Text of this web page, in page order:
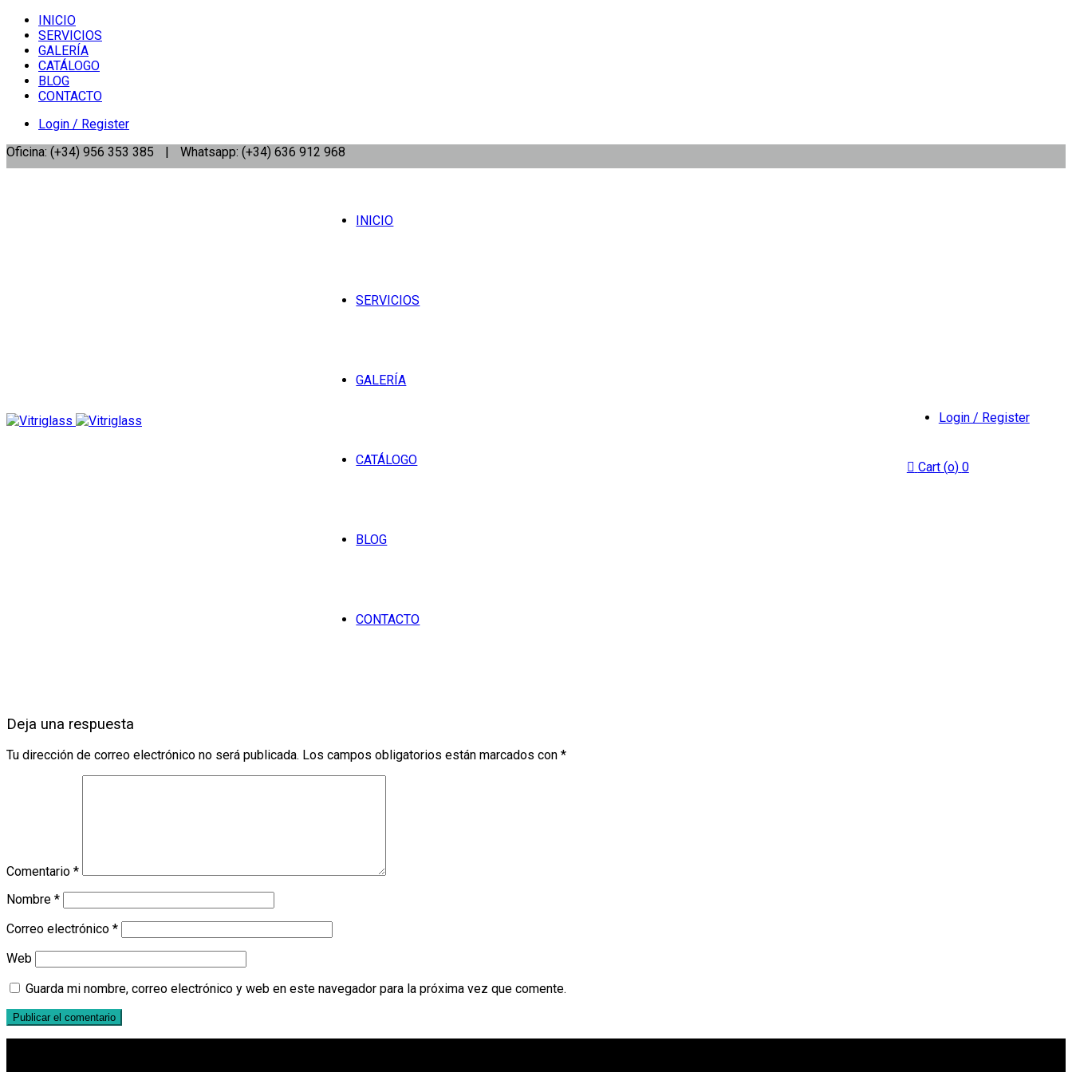
INICIO
SERVICIOS
GALERÍA
CATÁLOGO
BLOG
CONTACTO
Login / Register
Oficina: (+34) 956 353 385
| Whatsapp: (+34) 636 912 968
INICIO
SERVICIOS
GALERÍA
CATÁLOGO
BLOG
CONTACTO
Login / Register
Cart (o) 0
Deja una respuesta
Tu dirección de correo electrónico no será publicada. Los campos obligatorios están marcados con *
Comentario *
Nombre *
Correo electrónico *
Web
Guarda mi nombre, correo electrónico y web en este navegador para la próxima vez que comente.